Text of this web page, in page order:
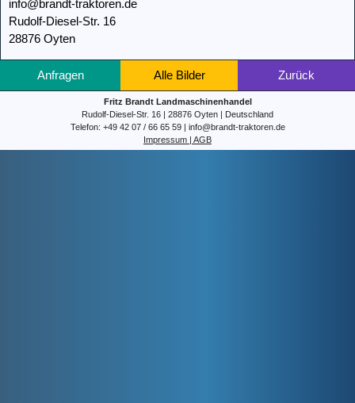
info@brandt-traktoren.de
Rudolf-Diesel-Str. 16
28876 Oyten
Anfragen Alle Bilder Zurück
Fritz Brandt Landmaschinenhandel
Rudolf-Diesel-Str. 16 | 28876 Oyten | Deutschland
Telefon: +49 42 07 / 66 65 59 | info@brandt-traktoren.de
Impressum | AGB